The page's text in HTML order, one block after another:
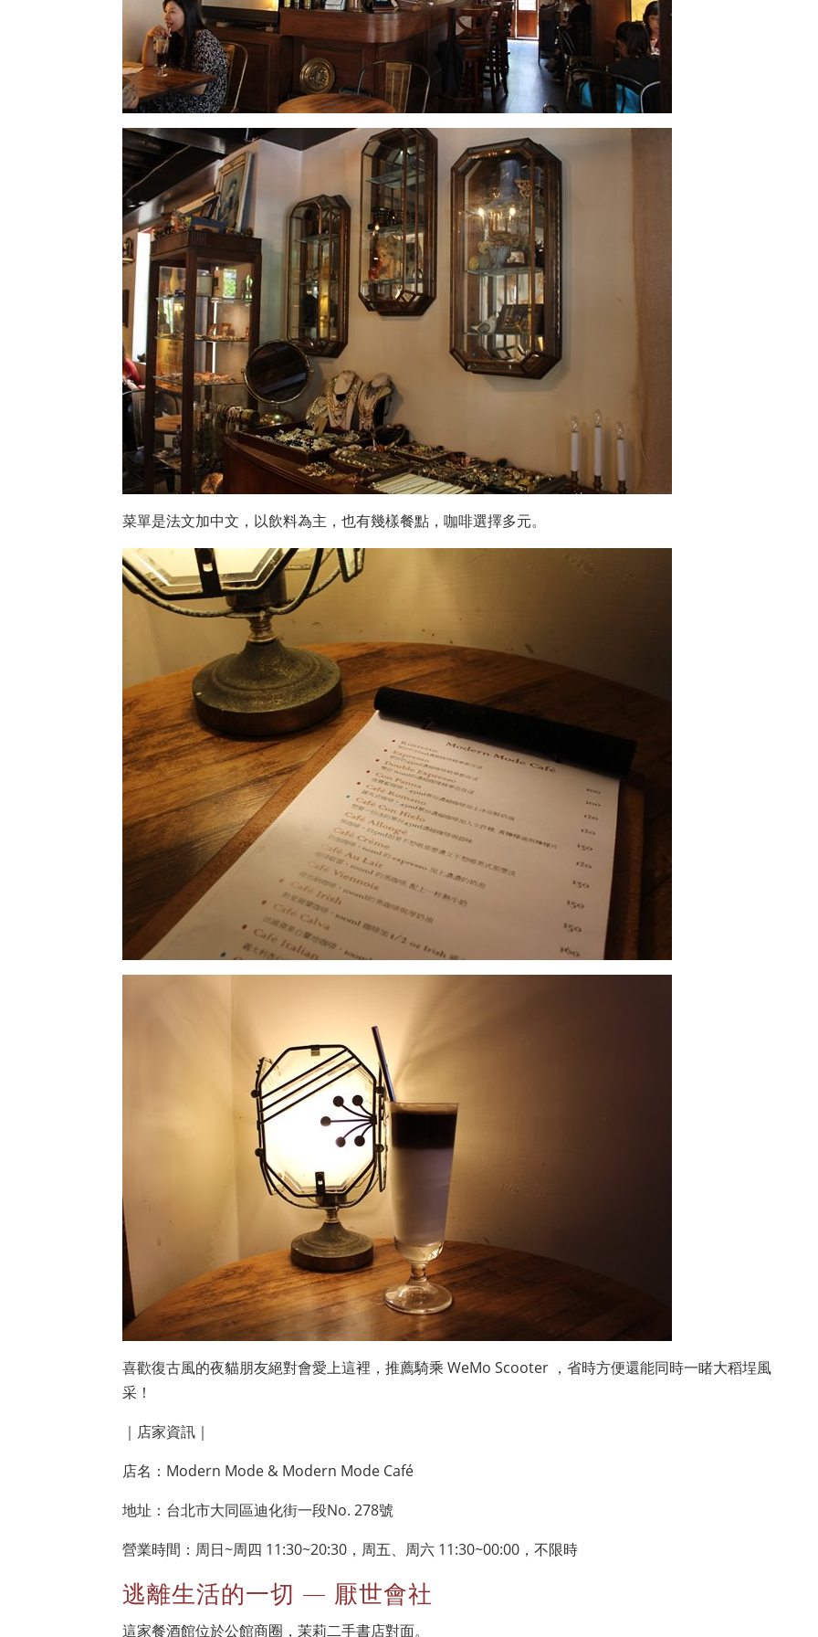
菜單是法文加中文，以飲料為主，也有幾樣餐點，咖啡選擇多元。
喜歡復古風的夜貓朋友絕對會愛上這裡，推薦騎乘 WeMo Scooter ，省時方便還能同時一睹大稻埕風
采！
｜店家資訊｜
店名：Modern Mode & Modern Mode Café
地址：台北市大同區迪化街一段No. 278號
營業時間：周日~周四 11:30~20:30，周五、周六 11:30~00:00，不限時
逃離生活的一切 — 厭世會社
這家餐酒館位於公館商圈，茉莉二手書店對面。